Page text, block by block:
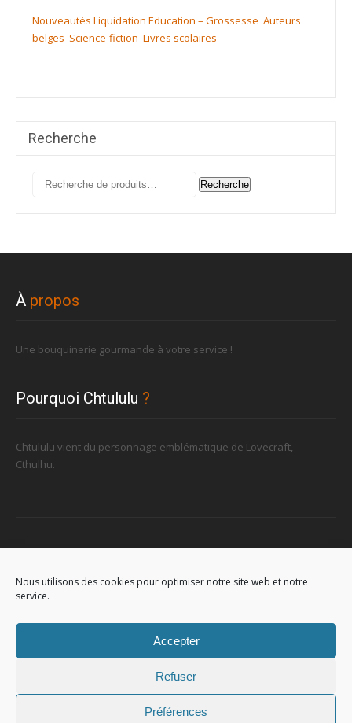
Nous utilisons des cookies pour optimiser notre site web et notre
service.
Accepter
Refuser
Préférences
Nouveautés Liquidation Education – Grossesse Auteurs
belges Science-fiction Livres scolaires
Recherche
Recherche
Recherche
À propos
Une bouquinerie gourmande à votre service !
Pourquoi Chtululu ?
Chtululu vient du personnage emblématique de Lovecraft,
Cthulhu.
. All Rights Reserved. L'utilisation de ce site signifie